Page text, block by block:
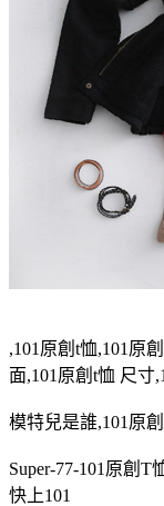
,101原創t恤,101原
面,101原創t恤 尺寸
模特兒是誰,101原
Super-77-101原創
快上101